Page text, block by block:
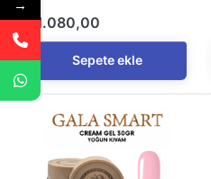
₺1.080,00
Sepete ekle
→